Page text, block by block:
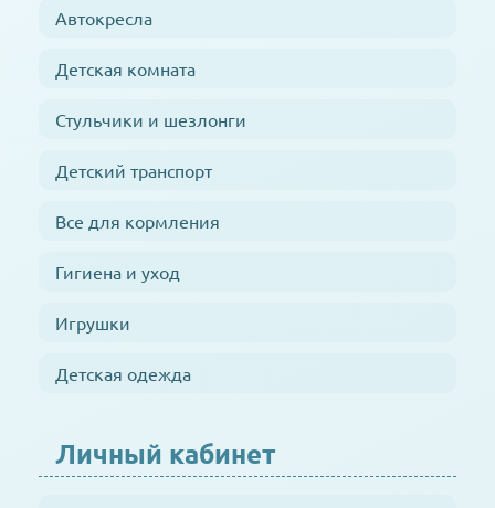
Автокресла
Детская комната
Стульчики и шезлонги
Детский транспорт
Все для кормления
Гигиена и уход
Игрушки
Детская одежда
Личный кабинет